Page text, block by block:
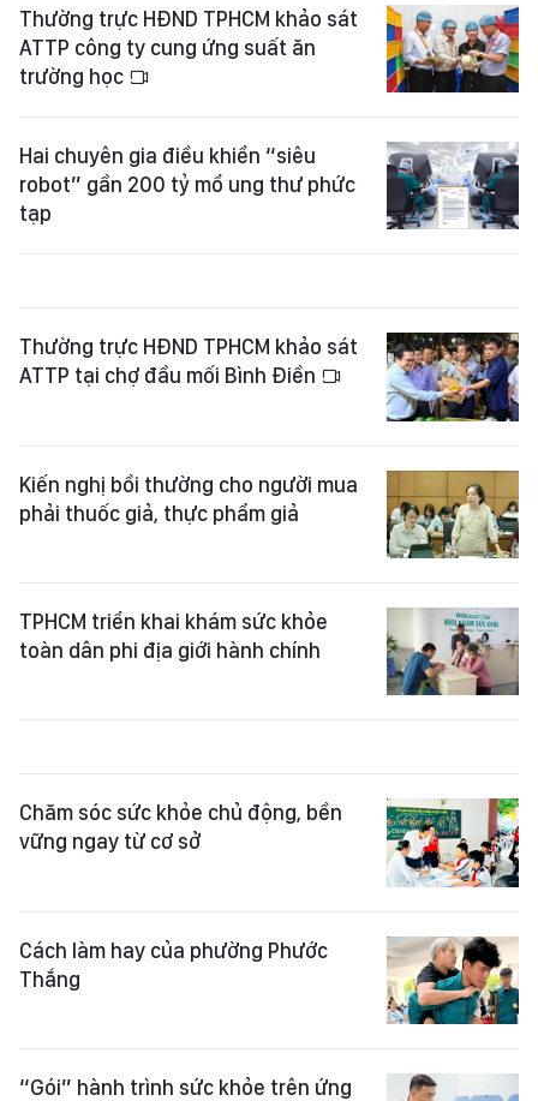
Thường trực HĐND TPHCM khảo sát
ATTP công ty cung ứng suất ăn
trường học
Hai chuyên gia điều khiển “siêu
robot” gần 200 tỷ mổ ung thư phức
tạp
Thường trực HĐND TPHCM khảo sát
ATTP tại chợ đầu mối Bình Điền
Kiến nghị bồi thường cho người mua
phải thuốc giả, thực phẩm giả
TPHCM triển khai khám sức khỏe
toàn dân phi địa giới hành chính
Chăm sóc sức khỏe chủ động, bền
vững ngay từ cơ sở
Cách làm hay của phường Phước
Thắng
“Gói” hành trình sức khỏe trên ứng